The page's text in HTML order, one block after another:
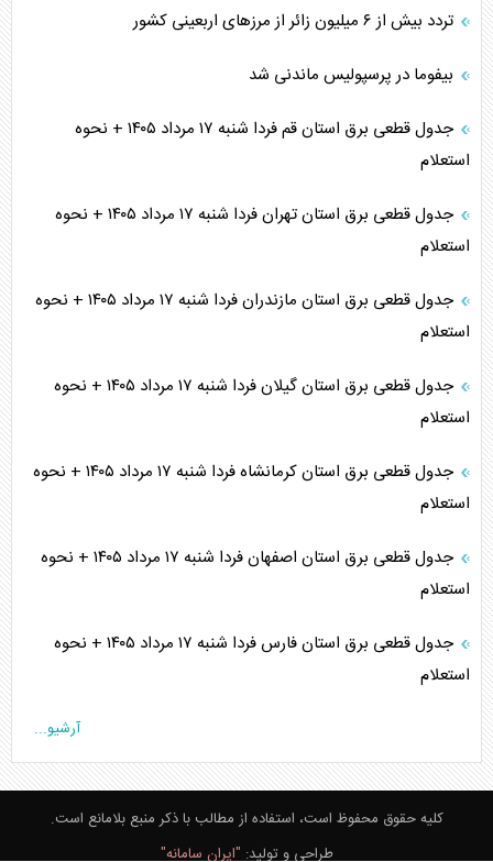
تردد بیش از ۶ میلیون زائر از مرزهای اربعینی کشور
بیفوما در پرسپولیس ماندنی شد
جدول قطعی برق استان قم فردا شنبه ۱۷ مرداد ۱۴۰۵ + نحوه
استعلام
جدول قطعی برق استان تهران فردا شنبه ۱۷ مرداد ۱۴۰۵ + نحوه
استعلام
جدول قطعی برق استان مازندران فردا شنبه ۱۷ مرداد ۱۴۰۵ + نحوه
استعلام
جدول قطعی برق استان گیلان فردا شنبه ۱۷ مرداد ۱۴۰۵ + نحوه
استعلام
جدول قطعی برق استان کرمانشاه فردا شنبه ۱۷ مرداد ۱۴۰۵ + نحوه
استعلام
جدول قطعی برق استان اصفهان فردا شنبه ۱۷ مرداد ۱۴۰۵ + نحوه
استعلام
جدول قطعی برق استان فارس فردا شنبه ۱۷ مرداد ۱۴۰۵ + نحوه
استعلام
آرشیو...
کلیه حقوق محفوظ است، استفاده از مطالب با ذکر منبع بلامانع است.
طراحی و تولید: "ایران سامانه"